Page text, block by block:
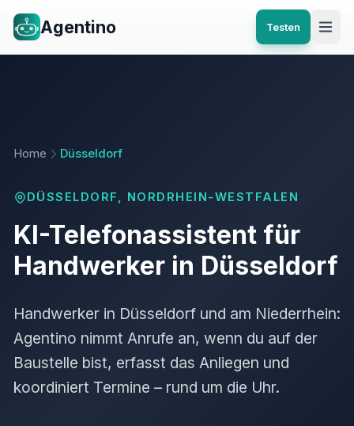
Agentino Testen
Home Düsseldorf
DÜSSELDORF, NORDRHEIN-WESTFALEN
KI-Telefonassistent für
Handwerker in Düsseldorf
Handwerker in Düsseldorf und am Niederrhein:
Agentino nimmt Anrufe an, wenn du auf der
Baustelle bist, erfasst das Anliegen und
koordiniert Termine – rund um die Uhr.